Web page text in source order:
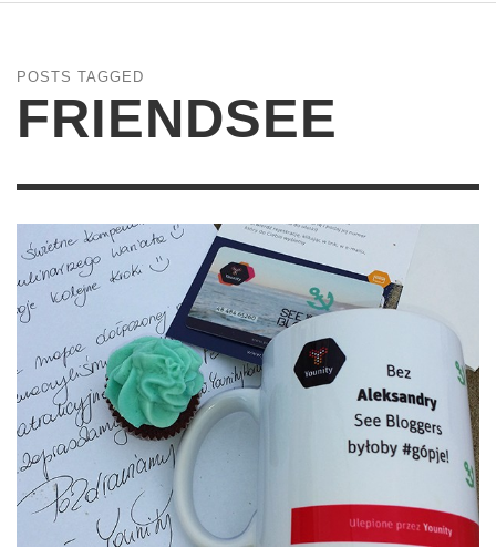
POSTS TAGGED
FRIENDSEE